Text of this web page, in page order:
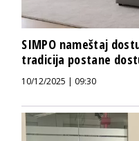
SIMPO nameštaj
tradicija postane
10/12/2025 | 09:30